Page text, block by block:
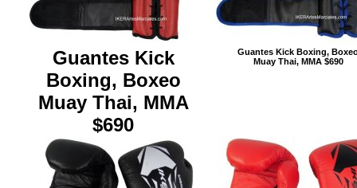
Guantes Kick
Boxing, Boxeo
Muay Thai, MMA
$690
Guantes Kick Boxing,
Muay Thai, MMA $690